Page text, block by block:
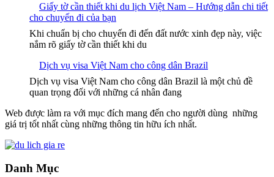
Giấy tờ cần thiết khi du lịch Việt Nam – Hướng dẫn chi tiết
cho chuyến đi của bạn
Khi chuẩn bị cho chuyến đi đến đất nước xinh đẹp này, việc
nắm rõ giấy tờ cần thiết khi du
Dịch vụ visa Việt Nam cho công dân Brazil
Dịch vụ visa Việt Nam cho công dân Brazil là một chủ đề
quan trọng đối với những cá nhân đang
Web được làm ra với mục đích mang đến cho người dùng những
giá trị tốt nhất cùng những thông tin hữu ích nhất.
Danh Mục